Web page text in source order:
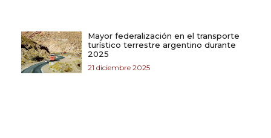
Mayor federalización en el transporte
turístico terrestre argentino durante
2025
21 diciembre 2025